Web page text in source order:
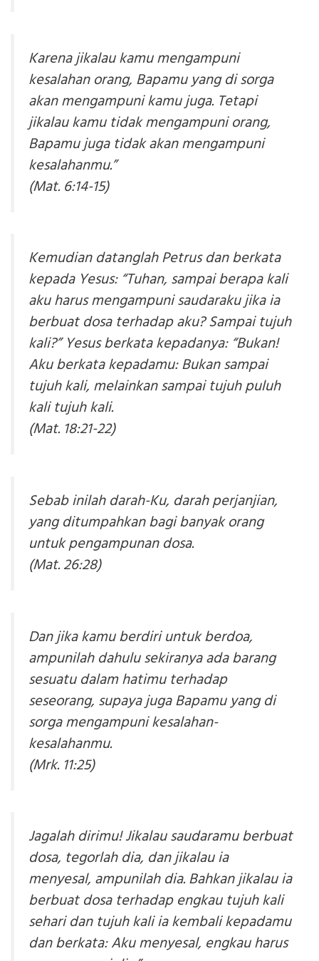
Karena jikalau kamu mengampuni
kesalahan orang, Bapamu yang di sorga
akan mengampuni kamu juga. Tetapi
jikalau kamu tidak mengampuni orang,
Bapamu juga tidak akan mengampuni
kesalahanmu.”
(Mat. 6:14-15)
Kemudian datanglah Petrus dan berkata
kepada Yesus: “Tuhan, sampai berapa kali
aku harus mengampuni saudaraku jika ia
berbuat dosa terhadap aku? Sampai tujuh
kali?” Yesus berkata kepadanya: “Bukan!
Aku berkata kepadamu: Bukan sampai
tujuh kali, melainkan sampai tujuh puluh
kali tujuh kali.
(Mat. 18:21-22)
Sebab inilah darah-Ku, darah perjanjian,
yang ditumpahkan bagi banyak orang
untuk pengampunan dosa.
(Mat. 26:28)
Dan jika kamu berdiri untuk berdoa,
ampunilah dahulu sekiranya ada barang
sesuatu dalam hatimu terhadap
seseorang, supaya juga Bapamu yang di
sorga mengampuni kesalahan-
kesalahanmu.
(Mrk. 11:25)
Jagalah dirimu! Jikalau saudaramu berbuat
dosa, tegorlah dia, dan jikalau ia
menyesal, ampunilah dia. Bahkan jikalau ia
berbuat dosa terhadap engkau tujuh kali
sehari dan tujuh kali ia kembali kepadamu
dan berkata: Aku menyesal, engkau harus